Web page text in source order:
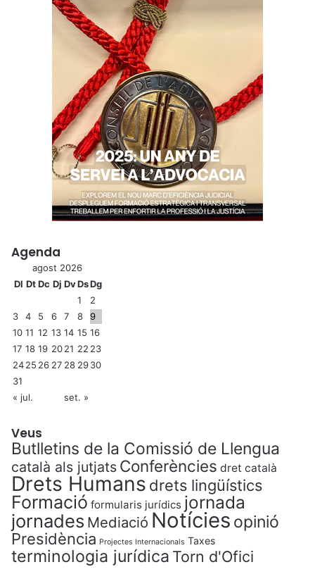
Agenda
agost 2026
Dl DtDc Dj DvDsDg
1
2
3
4 5 6 7 8
9
10 11 12 13 14 15 16
17 18 19 2021 22 23
2425 26 27 28 2930
31
« jul.
set. »
Veus
Butlletins de la Comissió de Llengua
català als jutjats Conferències dret català
Drets Humans drets lingüístics
Formació formularis jurídics jornada
jornades Mediació Notícies opinió
Presidència Projectes Internacionals Taxes
terminologia jurídica Torn d'Ofici